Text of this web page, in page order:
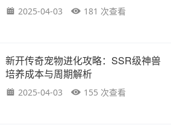
2025-04-03 181 次查看
新开传奇宠物进化攻略：SSR级神兽
培养成本与周期解析
2025-04-03 155 次查看